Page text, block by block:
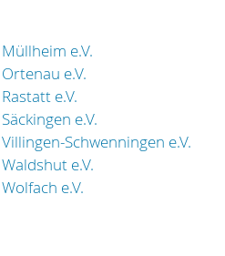
Müllheim e.V.
Ortenau e.V.
Rastatt e.V.
Säckingen e.V.
Villingen-Schwenningen e.V.
Waldshut e.V.
Wolfach e.V.